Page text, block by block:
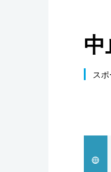
国際
科学・技術
暮らし
ス